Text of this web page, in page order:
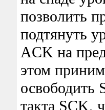
позволить
подтянуть
ACK на
этом
освободить
такта SCK,